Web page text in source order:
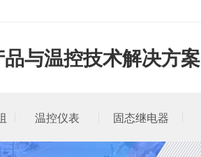
与温控技术解决方案
温控仪表 固态继电器